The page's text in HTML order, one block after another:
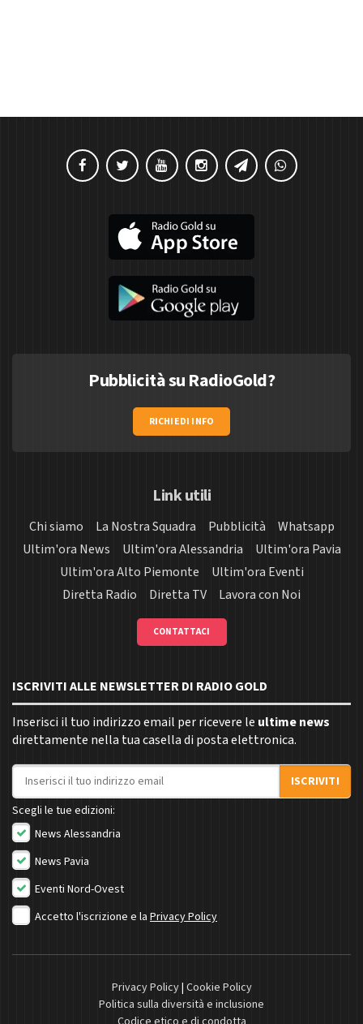
Pubblicità su RadioGold?
RICHIEDI INFO
Link utili
Chi siamo La Nostra Squadra Pubblicità
Whatsapp
Ultim'ora News
Ultim'ora Alessandria
Ultim'ora Pavia
Ultim'ora Alto Piemonte
Ultim'ora Eventi
Diretta Radio
Diretta TV Lavora con Noi
CONTATTACI
ISCRIVITI ALLE NEWSLETTER DI RADIO GOLD
Inserisci il tuo indirizzo email per ricevere le ultime news
direttamente nella tua casella di posta elettronica.
Indirizzo email
ISCRIVITI
Scegli le tue edizioni:
News Alessandria
News Pavia
Eventi Nord-Ovest
Accetto l'iscrizione e la Privacy Policy
Privacy Policy| Cookie Policy
Politica sulla diversità e inclusione